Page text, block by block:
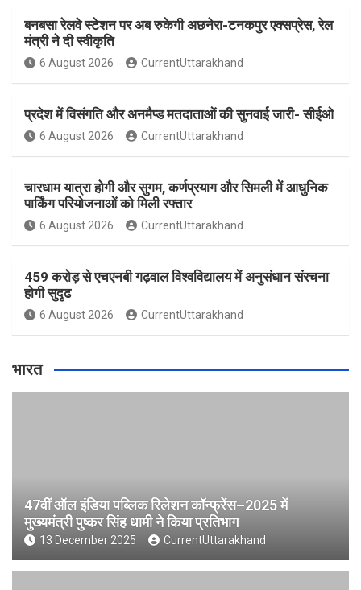
बनबसा रेलवे स्टेशन पर अब रुकेगी अछनेरा-टनकपुर एक्सप्रेस, रेल
मंत्री ने दी स्वीकृति
6 August 2026 CurrentUttarakhand
प्रदेश में विसंगति और अनमैप्ड मतदाताओं की सुनवाई जारी- सीईओ
6 August 2026 CurrentUttarakhand
चारधाम यात्रा होगी और सुगम, कर्णप्रयाग और सिमली में आधुनिक
पार्किंग परियोजनाओं को मिली रफ्तार
6 August 2026 CurrentUttarakhand
459 करोड़ से एचएनबी गढ़वाल विश्वविद्यालय में अनुसंधान संरचना
होगी सुदृढ
6 August 2026 CurrentUttarakhand
भारत
47वीं ऑल इंडिया पब्लिक रिलेशन कॉन्फ्रेंस–2025 में
मुख्यमंत्री पुष्कर सिंह धामी ने किया प्रतिभाग
13 December 2025 CurrentUttarakhand